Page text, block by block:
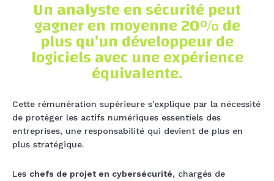
Un analyste en sécurité peut
gagner en moyenne 20% de
plus qu’un développeur de
logiciels avec une expérience
équivalente.
Cette rémunération supérieure s’explique par la nécessité
de protéger les actifs numériques essentiels des
entreprises, une responsabilité qui devient de plus en
plus stratégique.
Les chefs de projet en cybersécurité, chargés de